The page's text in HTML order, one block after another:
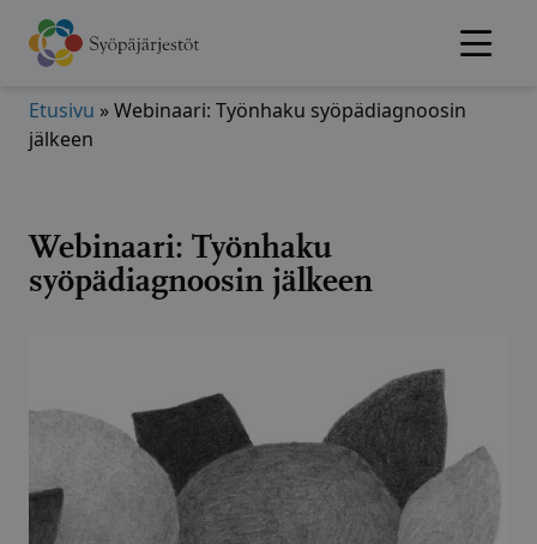
Hyppää
sisältöön
Etusivu »Webinaari: Työnhaku syöpädiagnoosin
jälkeen
Webinaari: Työnhaku
syöpädiagnoosin jälkeen